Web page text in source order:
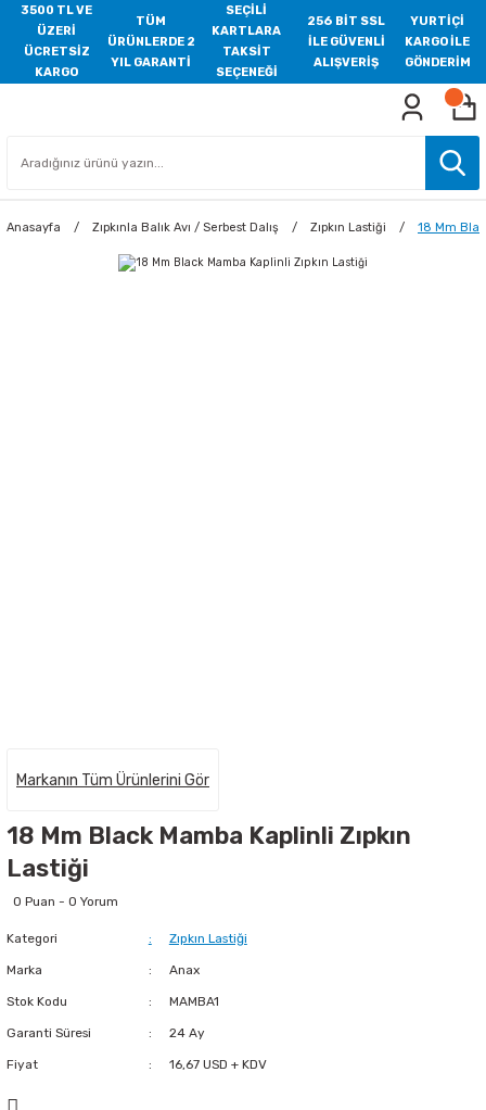
3500 TL VE
ÜZERİ
ÜCRETSİZ
KARGO
TÜM
ÜRÜNLERDE 2
YIL GARANTİ
SEÇİLİ
KARTLARA
TAKSİT
SEÇENEĞİ
256 BİT SSL
İLE GÜVENLİ
ALIŞVERİŞ
YURTİÇİ
KARGO İLE
GÖNDERİM
Anasayfa Zıpkınla Balık Avı / Serbest Dalış Zıpkın Lastiği 18 Mm
Markanın Tüm Ürünlerini Gör
18 Mm Black Mamba Kaplinli Zıpkın
Lastiği
0 Puan - 0 Yorum
Kategori Zıpkın Lastiği
Marka Anax
Stok Kodu MAMBA1
Garanti Süresi 24 Ay
Fiyat 16,67 USD + KDV